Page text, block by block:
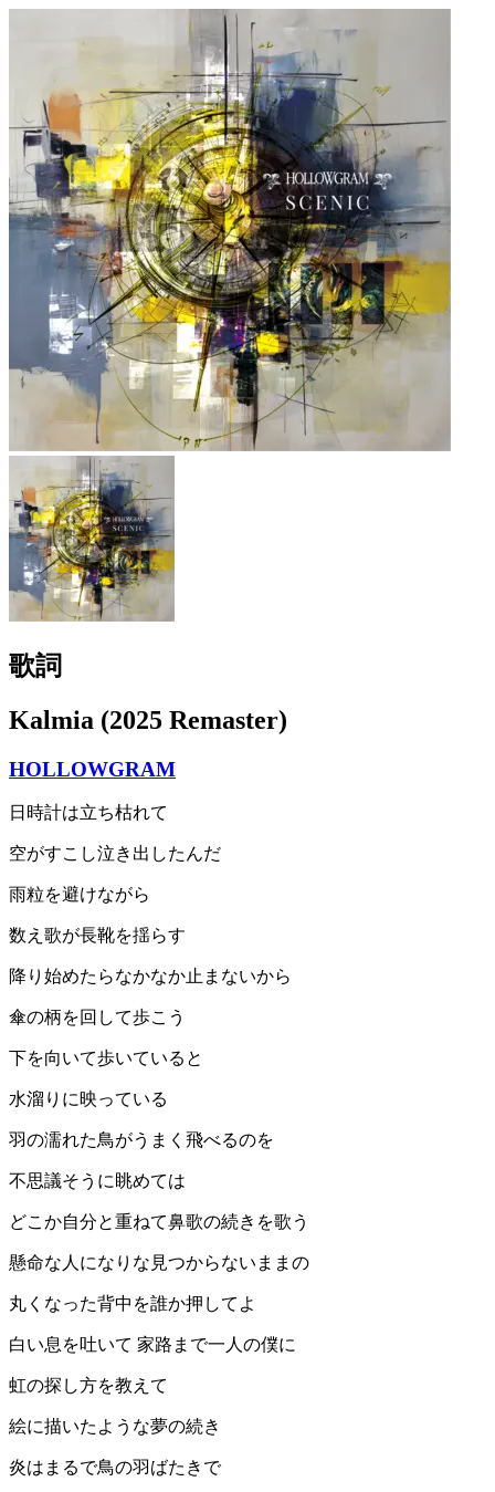
歌詞
Kalmia (2025 Remaster)
HOLLOWGRAM
日時計は立ち枯れて
空がすこし泣き出したんだ
雨粒を避けながら
数え歌が長靴を揺らす
降り始めたらなかなか止まないから
傘の柄を回して歩こう
下を向いて歩いていると
水溜りに映っている
羽の濡れた鳥がうまく飛べるのを
不思議そうに眺めては
どこか自分と重ねて鼻歌の続きを歌う
懸命な人になりな見つからないままの
丸くなった背中を誰か押してよ
白い息を吐いて 家路まで一人の僕に
虹の探し方を教えて
絵に描いたような夢の続き
炎はまるで鳥の羽ばたきで